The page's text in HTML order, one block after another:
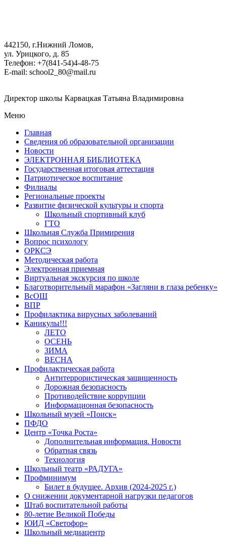
442150, г.Нижний Ломов,
ул. Урицкого, д. 85
Телефон: +7(841-54)4-48-75
E-mail: school2_80@mail.ru
Директор школы Карвацкая Татьяна Владимировна
Меню
Главная
Сведения об образовательной организации
Новости
ЭЛЕКТРОННАЯ БИБЛИОТЕКА
Государственная итоговая аттестация
Патриотическое воспитание
Филиалы
Региональные проекты
Развитие физической культуры и спорта
Школьный спортивный клуб
ГТО
Школьная Служба Примирения
Вопрос психологу
ОРКСЭ
Методическая работа
Электронная приемная
Виртуальная экскурсия по школе
Благотворительный марафон «Загляни в глаза ребенку»
ВсОШ
ВПР
Профилактика вирусных заболеваний
Каникулы!!!
ЛЕТО
ОСЕНЬ
ЗИМА
ВЕСНА
Профилактическая работа
Антитеррористическая защищенность
Дорожная безопасность
Противодействие коррупции
Информационная безопасность
Школьный музей «Поиск»
ПФДО
Центр «Точка Роста»
Дополнительная информация. Новости
Обратная связь
Технология
Школьный театр «РАДУГА»
Профминимум
Билет в будущее. Архив (2024-2025 г.)
О снижении документарной нагрузки педагогов
Штаб воспитательной работы
80-летие Великой Победы
ЮИД «Светофор»
Школьный медиацентр